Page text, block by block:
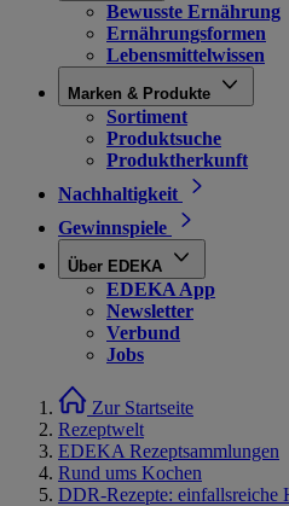
Bewusste Ernährung
Ernährungsformen
Lebensmittelwissen
Marken & Produkte
Sortiment
Produktsuche
Produktherkunft
Nachhaltigkeit
Gewinnspiele
Über EDEKA
EDEKA App
Newsletter
Verbund
Jobs
Zur Startseite
Rezeptwelt
EDEKA Rezeptsammlungen
Rund ums Kochen
DDR-Rezepte: einfallsreiche